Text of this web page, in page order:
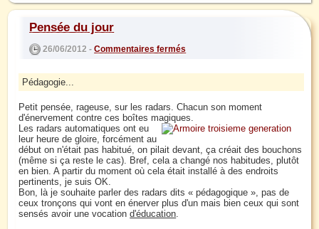
Pensée du jour
26/06/2012 -Commentaires fermés
Pédagogie...
Petit pensée, rageuse, sur les radars. Chacun son moment
d'énervement contre ces boîtes magiques.
Les radars automatiques ont eu
leur heure de gloire, forcément au
début on n'était pas habitué, on pilait devant, ça créait des bouchons
(même si ça reste le cas). Bref, cela a changé nos habitudes, plutôt
en bien. A partir du moment où cela était installé à des endroits
pertinents, je suis OK.
Bon, là je souhaite parler des radars dits « pédagogique », pas de
ceux tronçons qui vont en énerver plus d'un mais bien ceux qui sont
sensés avoir une vocationd'éducation.